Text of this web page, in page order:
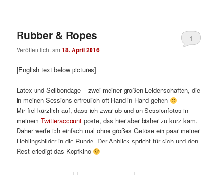
Rubber & Ropes
Veröffentlicht am18. April 2016
1
[English text below pictures]
Latex und Seilbondage – zwei meiner großen Leidenschaften, die
in meinen Sessions erfreulich oft Hand in Hand gehen
Mir fiel kürzlich auf, dass ich zwar ab und an Sessionfotos in
meinemTwitteraccount poste, das hier aber bisher zu kurz kam.
Daher werfe ich einfach mal ohne großes Getöse ein paar meiner
Lieblingsbilder in die Runde. Der Anblick spricht für sich und den
Rest erledigt das Kopfkino